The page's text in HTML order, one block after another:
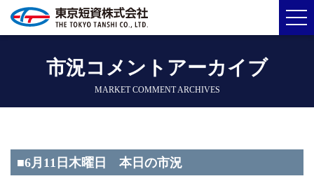
市況コメントアーカイブ
MARKET COMMENT ARCHIVES
■6月11日木曜日 本日の市況